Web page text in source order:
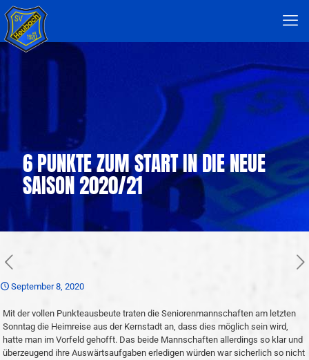
6 PUNKTE ZUM START IN DIE NEUE
SAISON 2020/21
September 8, 2020
Mit der vollen Punkteausbeute traten die Seniorenmannschaften am letzten
Sonntag die Heimreise aus der Kernstadt an, dass dies möglich sein wird,
hatte man im Vorfeld gehofft. Das beide Mannschaften allerdings so klar und
überzeugend ihre Auswärtsaufgaben erledigen würden war sicherlich so nicht